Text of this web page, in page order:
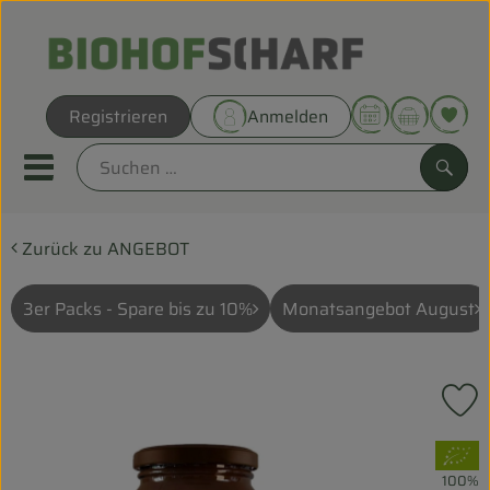
Registrieren Anmelden
Mobiles Menu öffnen oder
Direkt vom Hof
Biokörbe
Zurück zu ANGEBOT
3er Packs - Spare bis zu 10% Monatsangebot August
, Verband:
100%